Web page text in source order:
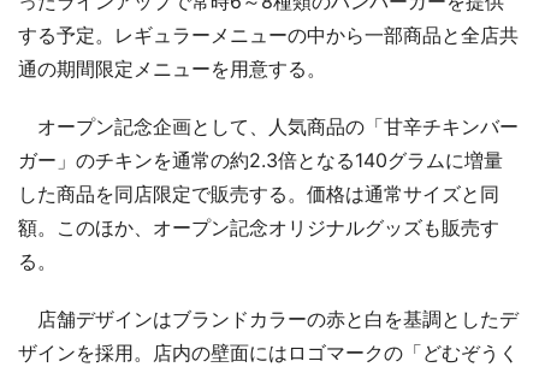
する予定。レギュラーメニューの中から一部商品と全店共
通の期間限定メニューを用意する。
オープン記念企画として、人気商品の「甘辛チキンバー
ガー」のチキンを通常の約2.3倍となる140グラムに増量
した商品を同店限定で販売する。価格は通常サイズと同
額。このほか、オープン記念オリジナルグッズも販売す
る。
店舗デザインはブランドカラーの赤と白を基調としたデ
ザインを採用。店内の壁面にはロゴマークの「どむぞうく